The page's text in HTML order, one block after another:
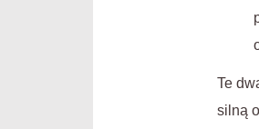
Te
silną